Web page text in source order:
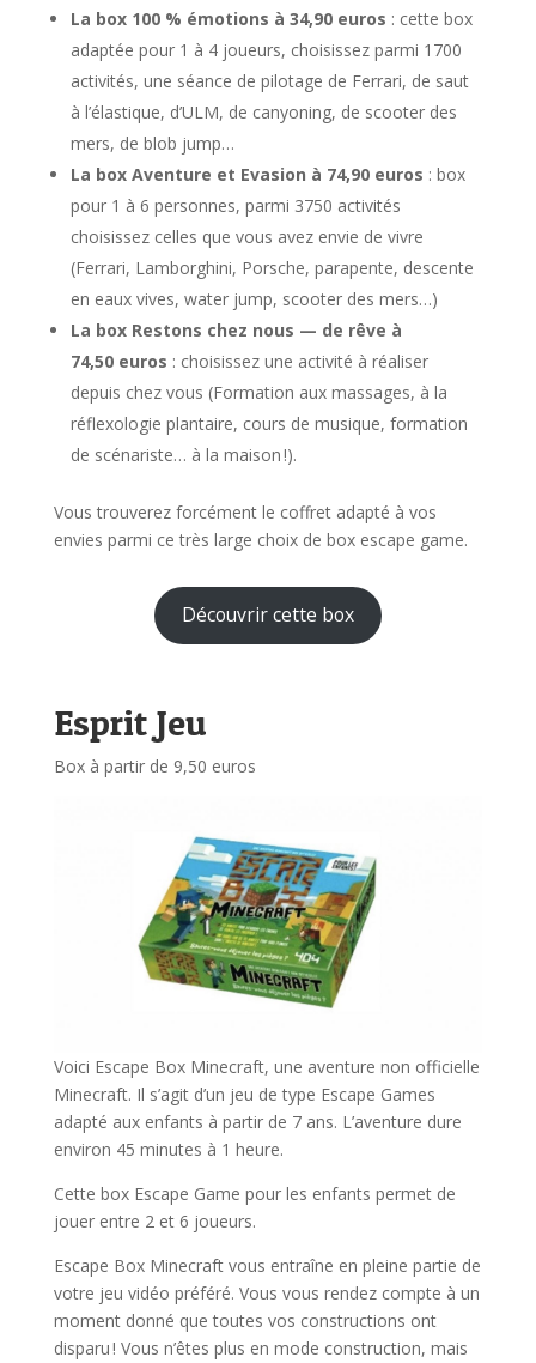
La box 100 % émotions à 34,90 euros : cette box
adaptée pour 1 à 4 joueurs, choisissez parmi 1700
activités, une séance de pilotage de Ferrari, de saut
à l’élastique, d’ULM, de canyoning, de scooter des
mers, de blob jump…
La box Aventure et Evasion à 74,90 euros : box
pour 1 à 6 personnes, parmi 3750 activités
choisissez celles que vous avez envie de vivre
(Ferrari, Lamborghini, Porsche, parapente, descente
en eaux vives, water jump, scooter des mers…)
La box Restons chez nous — de rêve à
74,50 euros : choisissez une activité à réaliser
depuis chez vous (Formation aux massages, à la
réflexologie plantaire, cours de musique, formation
de scénariste… à la maison !).
Vous trouverez forcément le coffret adapté à vos
envies parmi ce très large choix de box escape game.
Découvrir cette box
Esprit Jeu
Box à partir de 9,50 euros
Voici Escape Box Minecraft, une aventure non officielle
Minecraft. Il s’agit d’un jeu de type Escape Games
adapté aux enfants à partir de 7 ans. L’aventure dure
environ 45 minutes à 1 heure.
Cette box Escape Game pour les enfants permet de
jouer entre 2 et 6 joueurs.
Escape Box Minecraft vous entraîne en pleine partie de
votre jeu vidéo préféré. Vous vous rendez compte à un
moment donné que toutes vos constructions ont
disparu ! Vous n’êtes plus en mode construction, mais